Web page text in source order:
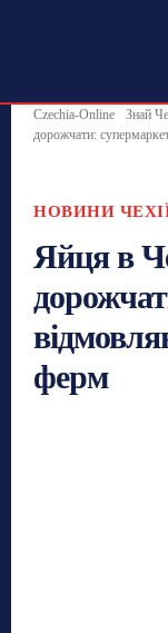
Czechia-Online Знай
дорожчати:
НОВИНИ
Яйця в
ферм